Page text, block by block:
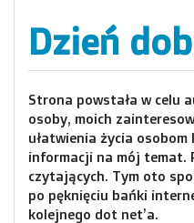
Dzień
Strona powstała w celu
osoby, moich
ułatwienia życia
informacji na mój temat.
czytających. Tym oto
po pęknięciu bańki
kolejnego dot net’a.